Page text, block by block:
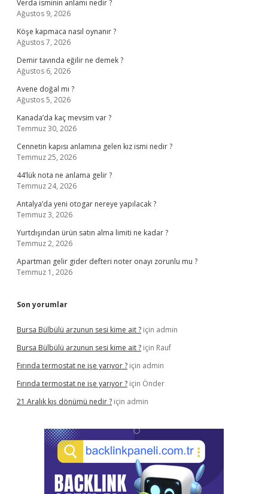
Verda isminin anlamı nedir ?
Ağustos 9, 2026
Köşe kapmaca nasıl oynanır ?
Ağustos 7, 2026
Demir tavında eğilir ne demek ?
Ağustos 6, 2026
Avene doğal mı ?
Ağustos 5, 2026
Kanada’da kaç mevsim var ?
Temmuz 30, 2026
Cennetin kapısı anlamına gelen kız ismi nedir ?
Temmuz 25, 2026
44’lük nota ne anlama gelir ?
Temmuz 24, 2026
Antalya’da yeni otogar nereye yapılacak ?
Temmuz 3, 2026
Yurtdışından ürün satın alma limiti ne kadar ?
Temmuz 2, 2026
Apartman gelir gider defteri noter onayı zorunlu mu ?
Temmuz 1, 2026
Son yorumlar
Bursa Bülbülü arzunun sesi kime ait ? için admin
Bursa Bülbülü arzunun sesi kime ait ? için Rauf
Fırında termostat ne işe yarıyor ? için admin
Fırında termostat ne işe yarıyor ? için Önder
21 Aralık kış dönümü nedir ? için admin